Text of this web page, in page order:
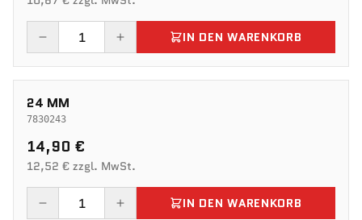
IN DEN WARENKORB
24 MM
7830243
14,90 €
12,52 € zzgl. MwSt.
IN DEN WARENKORB